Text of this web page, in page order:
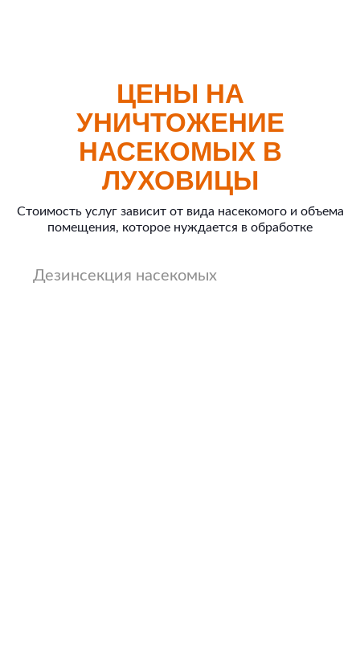
ЦЕНЫ НА
УНИЧТОЖЕНИЕ
НАСЕКОМЫХ В
ЛУХОВИЦЫ
Стоимость услуг зависит от вида насекомого и объема
помещения, которое нуждается в обработке
Дезинсекция насекомых